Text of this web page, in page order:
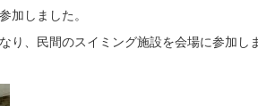
加しました。
り、民間のスイミング施設を会場に参加し